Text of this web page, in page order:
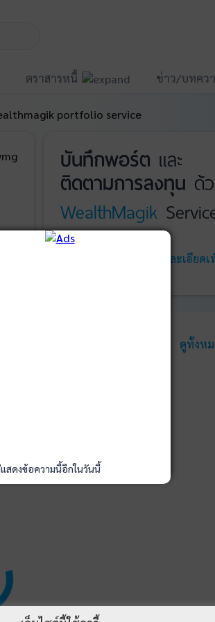
ตราสารหนี้
ข่าว/บทคว
บันทึกพอร์ต และ
ติดตามการลงทุน ด้
WealthMagik
รายละเอียด
ดูทั้งห
สดงข้อความนี้อีกในวันนี้